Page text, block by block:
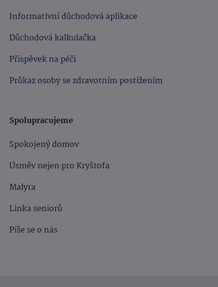
Informativní důchodová aplikace
Důchodová kalkulačka
Příspěvek na péči
Průkaz osoby se zdravotním postižením
Spolupracujeme
Spokojený domov
Úsměv nejen pro Kryštofa
Malyra
Linka seniorů
Píše se o nás